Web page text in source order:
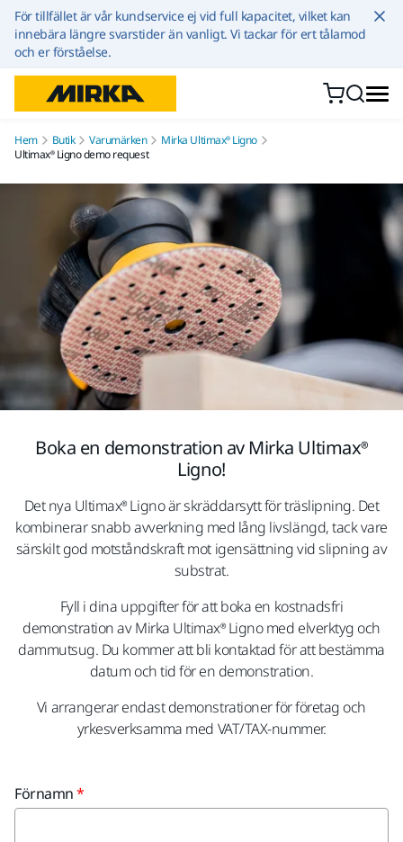
Hoppa till innehållet
För tillfället är vår kundservice ej vid full kapacitet, vilket kan
innebära längre svarstider än vanligt. Vi tackar för ert tålamod
och er förståelse.
Hem Butik Varumärken
Mirka Ultimax® Ligno
Ultimax® Ligno demo request
Boka en demonstration av Mirka Ultimax®
Ligno!
Det nya Ultimax® Ligno är skräddarsytt för träslipning. Det
kombinerar snabb avverkning med lång livslängd, tack vare
särskilt god motståndskraft mot igensättning vid slipning av
substrat.
Fyll i dina uppgifter för att boka en kostnadsfri
demonstration av Mirka Ultimax® Ligno med elverktyg och
dammutsug. Du kommer att bli kontaktad för att bestämma
datum och tid för en demonstration.
Vi arrangerar endast demonstrationer för företag och
yrkesverksamma med VAT/TAX-nummer.
Förnamn